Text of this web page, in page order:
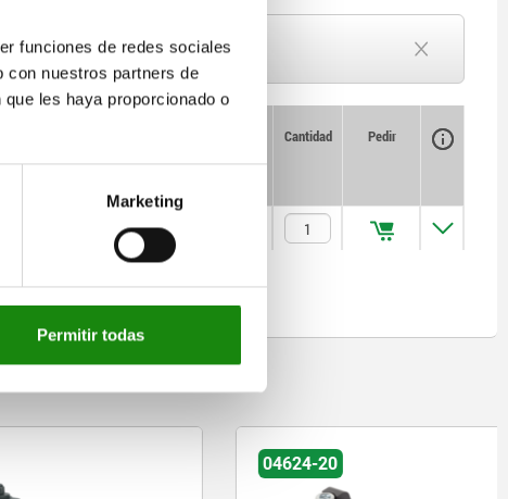
funciones de redes sociales
con nuestros partners de
les haya proporcionado o
Marketing
Permitir todas
Plazo de entrega a petición
L2
Cantidad Pedir
04624-20